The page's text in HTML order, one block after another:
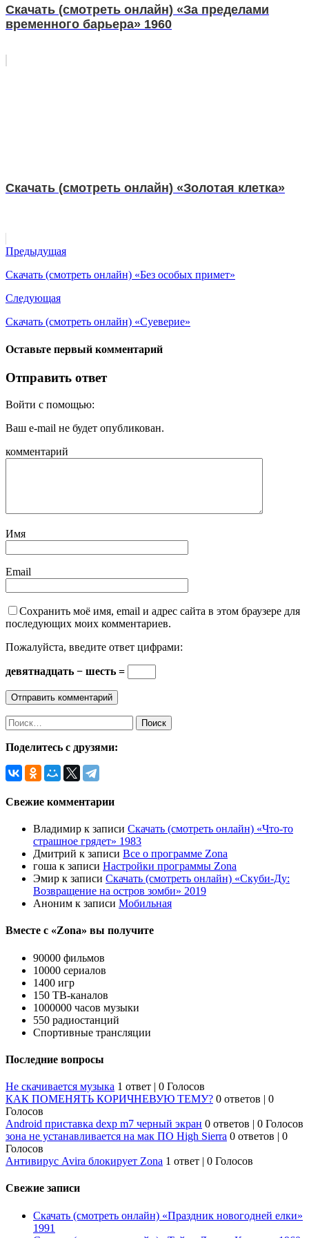
Скачать (смотреть онлайн) «За пределами
временного барьера» 1960
Скачать (смотреть онлайн) «Золотая клетка»
Предыдущая
Скачать (смотреть онлайн) «Без особых примет»
Следующая
Скачать (смотреть онлайн) «Суеверие»
Оставьте первый комментарий
Отправить ответ
Войти с помощью:
Ваш e-mail не будет опубликован.
комментарий
Имя
Email
Сохранить моё имя, email и адрес сайта в этом браузере для
последующих моих комментариев.
Пожалуйста, введите ответ цифрами:
девятнадцать − шесть =
Найти:
Поделитесь с друзями:
Свежие комментарии
Владимир к записи Скачать (смотреть онлайн) «Что-то
страшное грядет» 1983
Дмитрий к записи Все о программе Zona
гоша к записи Настройки программы Zona
Эмир к записи Скачать (смотреть онлайн) «Скуби-Ду:
Возвращение на остров зомби» 2019
Аноним к записи Мобильная
Вместе с «Zona» вы получите
90000 фильмов
10000 сериалов
1400 игр
150 ТВ-каналов
1000000 часов музыки
550 радиостанций
Спортивные трансляции
Последние вопросы
Не скачивается музыка 1 ответ | 0 Голосов
КАК ПОМЕНЯТЬ КОРИЧНЕВУЮ ТЕМУ? 0 ответов | 0
Голосов
Android приставка dexp m7 черный экран 0 ответов | 0 Голосов
зона не устанавливается на мак ПО High Sierra 0 ответов | 0
Голосов
Антивирус Avira блокирует Zona 1 ответ | 0 Голосов
Свежие записи
Скачать (смотреть онлайн) «Праздник новогодней елки»
1991